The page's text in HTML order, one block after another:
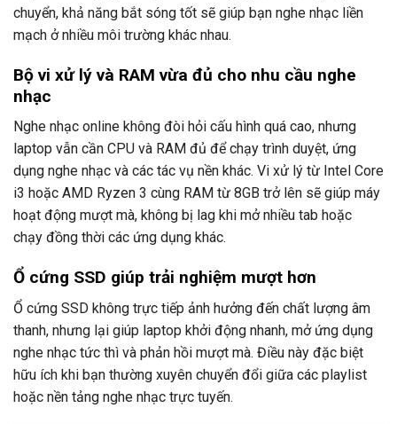
chuyển, khả năng bắt sóng tốt sẽ giúp bạn nghe nhạc liền
mạch ở nhiều môi trường khác nhau.
Bộ vi xử lý và RAM vừa đủ cho nhu cầu nghe
nhạc
Nghe nhạc online không đòi hỏi cấu hình quá cao, nhưng
laptop vẫn cần CPU và RAM đủ để chạy trình duyệt, ứng
dụng nghe nhạc và các tác vụ nền khác. Vi xử lý từ Intel Core
i3 hoặc AMD Ryzen 3 cùng RAM từ 8GB trở lên sẽ giúp máy
hoạt động mượt mà, không bị lag khi mở nhiều tab hoặc
chạy đồng thời các ứng dụng khác.
Ổ cứng SSD giúp trải nghiệm mượt hơn
Ổ cứng SSD không trực tiếp ảnh hưởng đến chất lượng âm
thanh, nhưng lại giúp laptop khởi động nhanh, mở ứng dụng
nghe nhạc tức thì và phản hồi mượt mà. Điều này đặc biệt
hữu ích khi bạn thường xuyên chuyển đổi giữa các playlist
hoặc nền tảng nghe nhạc trực tuyến.